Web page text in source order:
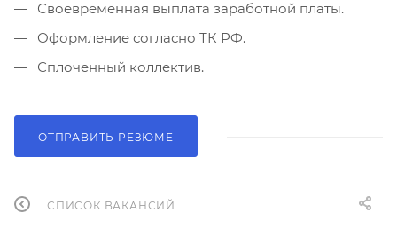
Своевременная выплата заработной платы.
Оформление согласно ТК РФ.
Сплоченный коллектив.
ОТПРАВИТЬ РЕЗЮМЕ
СПИСОК ВАКАНСИЙ